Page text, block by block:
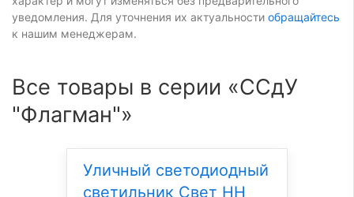
уведомления. Для уточнения их актуальности обращайтесь
к нашим менеджерам.
Все товары в серии «ССдУ
"Флагман"»
Уличный светодиодный
светильник Свет НН